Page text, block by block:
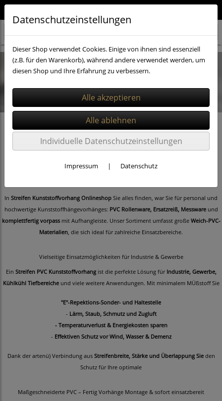
PVC Streifen Lamellenvorhang Meter und Rollenware günstig kaufen
In Streifen Kunststoffvorhang Onlineshop Sie alles finden, war Sie für personal und
hochwertige Kunststoffhängevorhänges: PVC Rollenware, Ersatzreiß, Messwareund
komplettfertig vorpassmit Aufhangleiste. Unser Sortiment umfasst große Weich-PVC-
Materialien , die sich ideal für zahlreiche Einsatzbereiche.
Vielseitige Einsatzmöglichkeiten für Industrie & Gewerbe
Ein Streifen PVC Kunststoffvorhangist die perfekte Lösung für Industrie, Gewerbe,
Kühlkühl Tiefbereicheund viele weitere Anwendungen. Mit minimalem MÜßstoff Sie
"E"-Repektions-Sonder- und Haltestelle
- Lärm, Staub, Schmutz und Zugluft
- Temperaturverlust & Energiekosten sparen
- Effektiven Schutz vor Wind, Wasser & Demenz
Dank der artenü) Verbindung aus Streifenbreite, Stärke und Überlappung Sieden
Schutz für Ihre optimale
Maßgeschneiderte PVC – Fertig Vorhänge Montage & sofort einsatzbereit
Datenschutzeinstellungen
Dieser Shop verwendet Cookies. Einige von ihnen sind essenziell
(z.B. für den Warenkorb), während andere verwendet werden, um
diesen Shop und Ihre Erfahrung zu verbessern.
Individuelle Datenschutzeinstellungen
Impressum | Datenschutz